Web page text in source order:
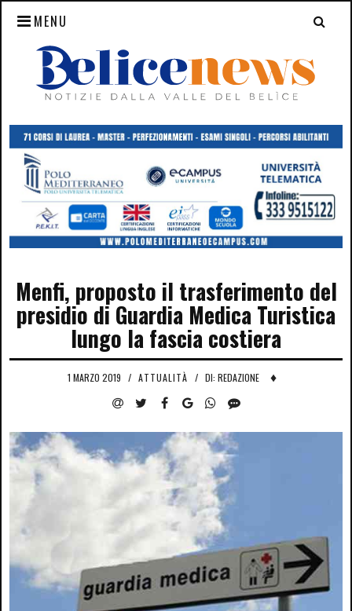
MENU
Menfi, proposto il trasferimento del
presidio di Guardia Medica Turistica
lungo la fascia costiera
1 MARZO 2019 / ATTUALITÀ / DI: REDAZIONE ♦